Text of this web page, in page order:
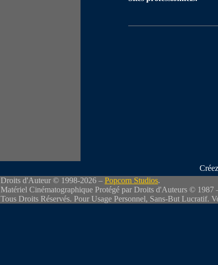
Droits d'Auteur © 1998-2026 – Popcorn Studios.
Matériel Cinématographique Protégé par Droits d'Auteurs © 1987
Tous Droits Réservés. Pour Usage Personnel, Sans-But Lucratif.